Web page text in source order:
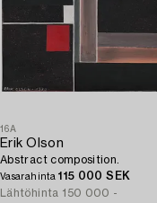
16A
Erik Olson
Abstract composition.
Vasarahinta115 000 SEK
Lähtöhinta 150 000 -